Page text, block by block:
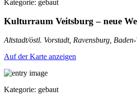
Kategorie: gebaut
Kulturraum Veitsburg – neue
Altstadt/östl. Vorstadt, Ravensburg,
Auf der Karte anzeigen
Kategorie: gebaut